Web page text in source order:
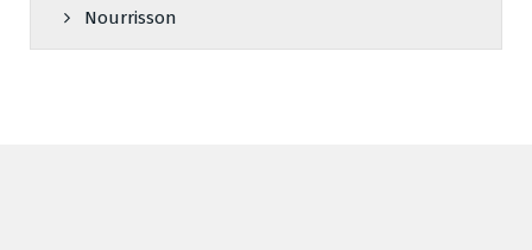
Nourrisson